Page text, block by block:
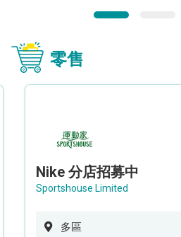
零售
Nike 分店招募中
Sportshouse Limited
多區